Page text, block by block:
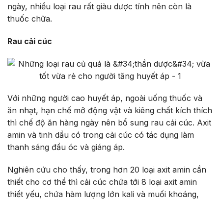
ngày, nhiều loại rau rất giàu dược tính nên còn là
thuốc chữa.
Rau cải cúc
Với những người cao huyết áp, ngoài uống thuốc và
ăn nhạt, hạn chế mỡ động vật và kiêng chất kích thích
thì chế độ ăn hàng ngày nên bổ sung rau cải cúc. Axit
amin và tinh dầu có trong cải cúc có tác dụng làm
thanh sáng đầu óc và giáng áp.
Nghiên cứu cho thấy, trong hơn 20 loại axit amin cần
thiết cho cơ thể thì cải cúc chứa tới 8 loại axit amin
thiết yếu, chứa hàm lượng lớn kali và muối khoáng,